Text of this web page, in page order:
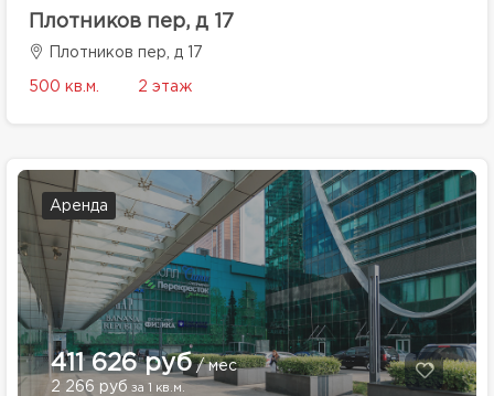
Плотников пер, д 17
Плотников пер, д 17
500 кв.м. 2 этаж
Аренда
411 626 руб/ мес
2 266 руб за 1 кв.м.